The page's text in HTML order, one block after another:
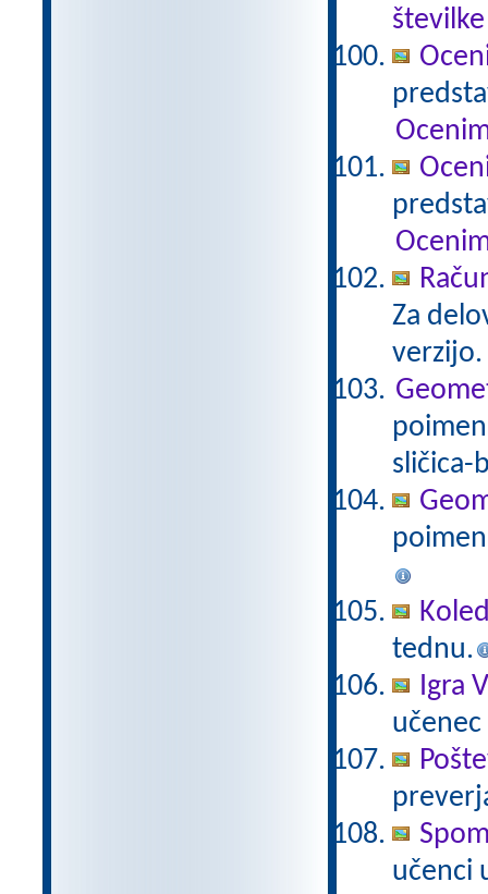
Za
sličica-
tednu.
Igra
učenec
učenci